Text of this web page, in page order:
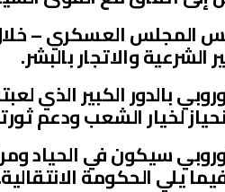
المجلس العسكري –
الشرعية والاتجار بالبشر.
بالدور الكبير الذي
لخيار الشعب ودعم
سيكون في الحياد
يلي الحكومة